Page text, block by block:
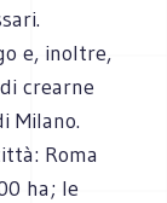
e, inoltre,
crearne
Milano.
Roma
ha; le